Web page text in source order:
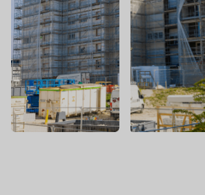
Anticipez les changements
notre veille réglementaire
Audit réglementaire
Évaluez la conformité de vos
audit réglementaire complet
Voir toutes les solutions